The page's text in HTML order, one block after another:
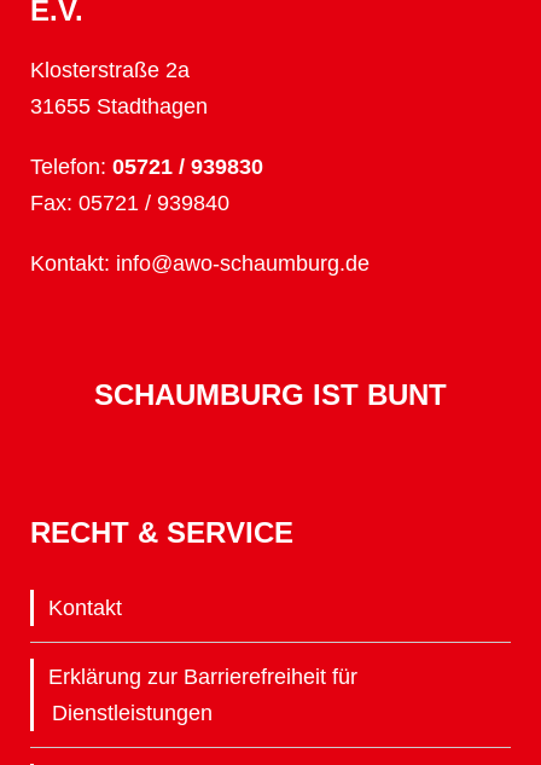
E.V.
Klosterstraße 2a
31655 Stadthagen
Telefon: 05721 / 939830
Fax: 05721 / 939840
Kontakt: info@awo-schaumburg.de
SCHAUMBURG IST BUNT
RECHT & SERVICE
Kontakt
Erklärung zur Barrierefreiheit für
Dienstleistungen